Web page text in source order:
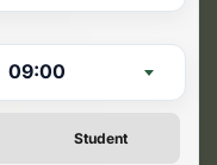
09:00
Student